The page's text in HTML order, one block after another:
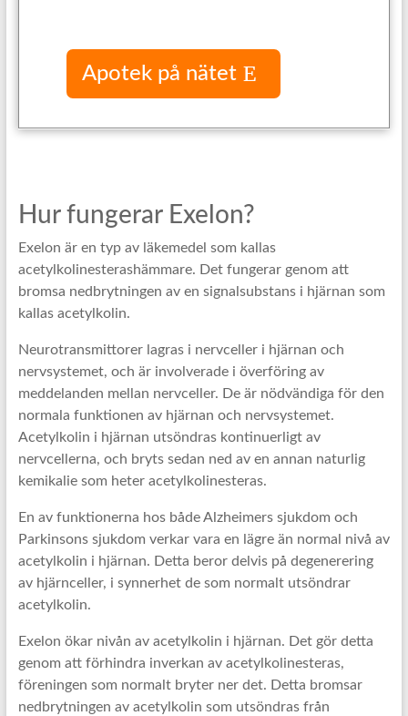
Apotek på nätet
Hur fungerar Exelon?
Exelon är en typ av läkemedel som kallas
acetylkolinesterashämmare. Det fungerar genom att
bromsa nedbrytningen av en signalsubstans i hjärnan som
kallas acetylkolin.
Neurotransmittorer lagras i nervceller i hjärnan och
nervsystemet, och är involverade i överföring av
meddelanden mellan nervceller. De är nödvändiga för den
normala funktionen av hjärnan och nervsystemet.
Acetylkolin i hjärnan utsöndras kontinuerligt av
nervcellerna, och bryts sedan ned av en annan naturlig
kemikalie som heter acetylkolinesteras.
En av funktionerna hos både Alzheimers sjukdom och
Parkinsons sjukdom verkar vara en lägre än normal nivå av
acetylkolin i hjärnan. Detta beror delvis på degenerering
av hjärnceller, i synnerhet de som normalt utsöndrar
acetylkolin.
Exelon ökar nivån av acetylkolin i hjärnan. Det gör detta
genom att förhindra inverkan av acetylkolinesteras,
föreningen som normalt bryter ner det. Detta bromsar
nedbrytningen av acetylkolin som utsöndras från